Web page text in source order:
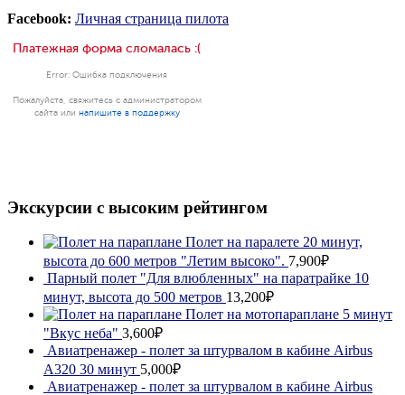
Facebook: Личная страница пилота
Экскурсии с высоким рейтингом
Полет на паралете 20 минут,
высота до 600 метров "Летим высоко". 7,900₽
Парный полет "Для влюбленных" на паратрайке 10
минут, высота до 500 метров 13,200₽
Полет на мотопараплане 5 минут
"Вкус неба" 3,600₽
Авиатренажер - полет за штурвалом в кабине Airbus
A320 30 минут 5,000₽
Авиатренажер - полет за штурвалом в кабине Airbus